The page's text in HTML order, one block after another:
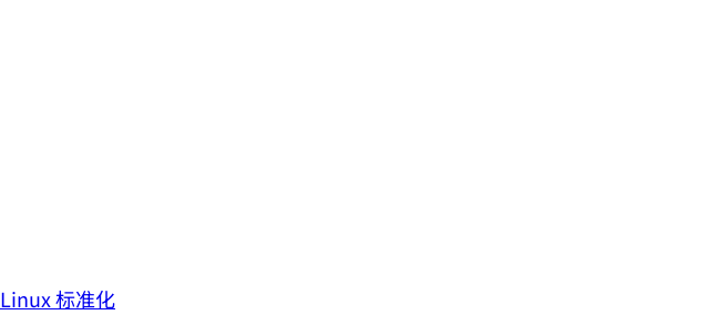
Linux 标准化